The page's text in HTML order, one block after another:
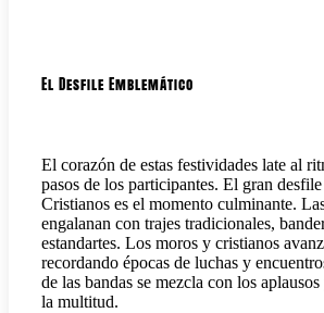
El Desfile Emblemático
El corazón de estas festividades late al
pasos de los participantes. El gran
Cristianos es el momento culminante.
engalanan con trajes tradicionales,
estandartes. Los moros y cristianos
recordando épocas de luchas y
de las bandas se mezcla con los
la multitud.